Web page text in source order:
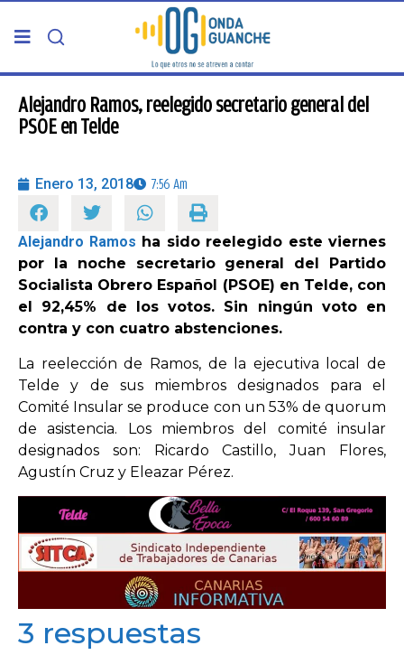
PORTADA
GRAN CANARIA
CANARIAS
5ª COLUMNA
ENTREVISTAS
OPINIÓN
PROGRAMAS
Alejandro Ramos, reelegido secretario general del
PSOE en Telde
Enero 13, 2018 7:56 Am
Alejandro Ramos ha sido reelegido este viernes
por la noche secretario general del Partido
Socialista Obrero Español (PSOE) en Telde, con
el 92,45% de los votos. Sin ningún voto en
contra y con cuatro abstenciones.
La reelección de Ramos, de la ejecutiva local de
Telde y de sus miembros designados para el
Comité Insular se produce con un 53% de quorum
de asistencia. Los miembros del comité insular
designados son: Ricardo Castillo, Juan Flores,
Agustín Cruz y Eleazar Pérez.
3 respuestas